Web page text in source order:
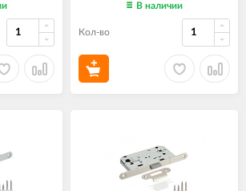
В наличии
Кол-во